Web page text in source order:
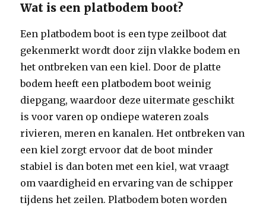
Wat is een platbodem boot?
Een platbodem boot is een type zeilboot dat
gekenmerkt wordt door zijn vlakke bodem en
het ontbreken van een kiel. Door de platte
bodem heeft een platbodem boot weinig
diepgang, waardoor deze uitermate geschikt
is voor varen op ondiepe wateren zoals
rivieren, meren en kanalen. Het ontbreken van
een kiel zorgt ervoor dat de boot minder
stabiel is dan boten met een kiel, wat vraagt
om vaardigheid en ervaring van de schipper
tijdens het zeilen. Platbodem boten worden